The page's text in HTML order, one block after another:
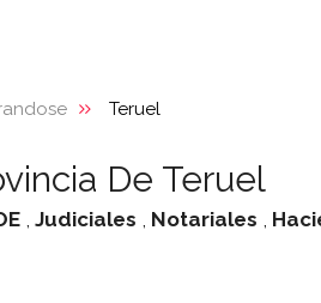
Teruel
De Teruel
, Judiciales , Notariales ,